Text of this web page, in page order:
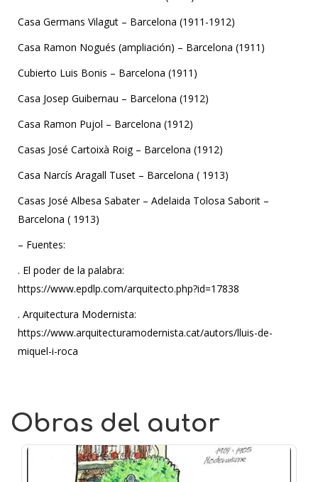
Casa Germans Vilagut – Barcelona (1911-1912)
Casa Ramon Nogués (ampliación) – Barcelona (1911)
Cubierto Luis Bonis – Barcelona (1911)
Casa Josep Guibernau – Barcelona (1912)
Casa Ramon Pujol – Barcelona (1912)
Casas José Cartoixà Roig – Barcelona (1912)
Casa Narcís Aragall Tuset – Barcelona ( 1913)
Casas José Albesa Sabater – Adelaida Tolosa Saborit –
Barcelona ( 1913)
– Fuentes:
. El poder de la palabra:
https://www.epdlp.com/arquitecto.php?id=17838
. Arquitectura Modernista:
https://www.arquitecturamodernista.cat/autors/lluis-de-
miquel-i-roca
Obras del autor